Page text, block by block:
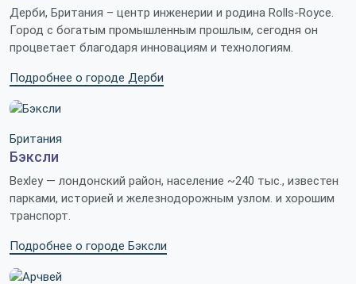
Дерби, Британия – центр инженерии и родина Rolls-Royce.
Город с богатым промышленным прошлым, сегодня он
процветает благодаря инновациям и технологиям.
Подробнее о городе Дерби
Британия
Бэксли
Bexley — лондонский район, население ~240 тыс., известен
парками, историей и железнодорожным узлом. и хорошим
транспорт.
Подробнее о городе Бэксли